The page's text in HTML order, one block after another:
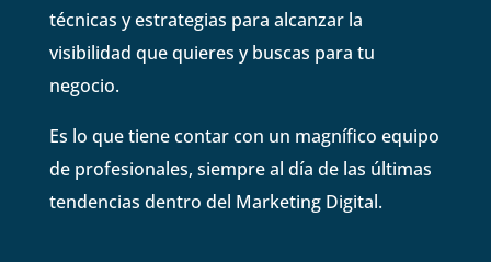
técnicas y estrategias para alcanzar la
visibilidad que quieres y buscas para tu
negocio.
Es lo que tiene contar con un magnífico equipo
de profesionales, siempre al día de las últimas
tendencias dentro del Marketing Digital.